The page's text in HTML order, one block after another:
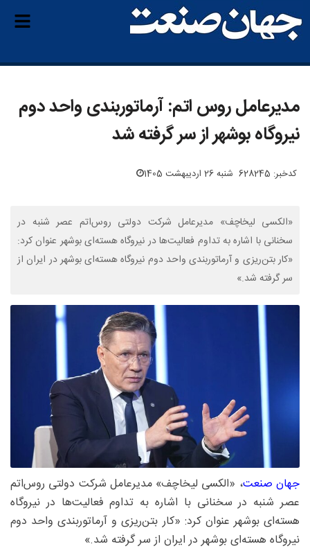
مدیرعامل روس اتم: آرماتوربندی واحد دوم
نیروگاه بوشهر از سر گرفته شد
کدخبر: 628245 شنبه 26 اردیبهشت 1405
«الکسی لیخاچف» مدیرعامل شرکت دولتی روس‌اتم عصر شنبه در
سخنانی با اشاره به تداوم فعالیت‌ها در نیروگاه هسته‌ای بوشهر عنوان کرد:
«کار بتن‌ریزی و آرماتوربندی واحد دوم نیروگاه هسته‌ای بوشهر در ایران از
سر گرفته شد.»
جهان صنعت، «الکسی لیخاچف» مدیرعامل شرکت دولتی روس‌اتم
عصر شنبه در سخنانی با اشاره به تداوم فعالیت‌ها در نیروگاه
هسته‌ای بوشهر عنوان کرد: «کار بتن‌ریزی و آرماتوربندی واحد دوم
نیروگاه هسته‌ای بوشهر در ایران از سر گرفته شد.»